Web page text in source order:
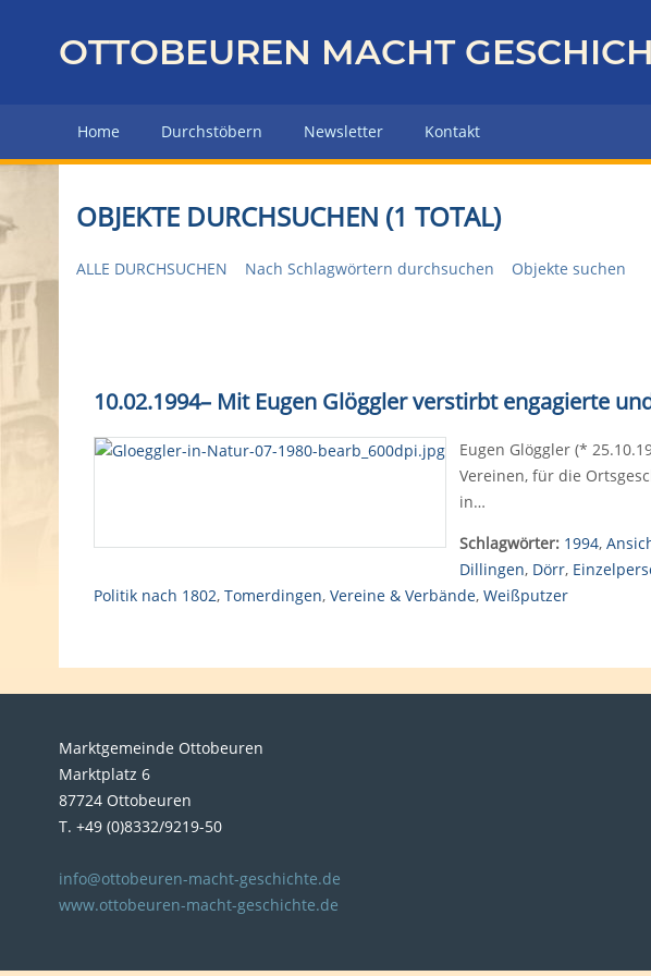
z
r
H
u
p
e
OTTOBEUREN MACHT
Home Durchstöbern Newsletter Kontakt
OBJEKTE DURCHSUCHEN (1 TOTAL)
ALLE DURCHSUCHEN Nach Schlagwörtern durchsuchen Objekte suchen
10.02.1994–Mit Eugen Glöggler verstirbt engagierte
Eugen Glöggler (*
Vereinen, für die
in…
Schlagwörter: 1994,
Dillingen, Dörr,
Politik nach 1802, Tomerdingen, Vereine & Verbände, Weißputzer
Marktgemeinde Ottobeuren
Marktplatz 6
87724 Ottobeuren
T. +49 (0)8332/9219-50
info@ottobeuren-macht-geschichte.de
www.ottobeuren-macht-geschichte.de